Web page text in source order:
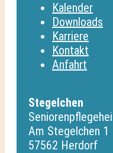
Kalender
Downloads
Karriere
Kontakt
Anfahrt
Stegelchen
Am Stegelchen 1
57562 Herdorf